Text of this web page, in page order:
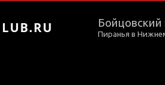
Бойцовский
Пиранья в